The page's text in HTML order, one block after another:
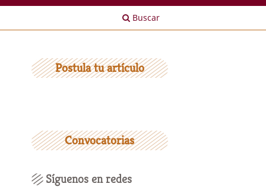
Buscar
Postula tu artículo
Convocatorias
Síguenos en redes